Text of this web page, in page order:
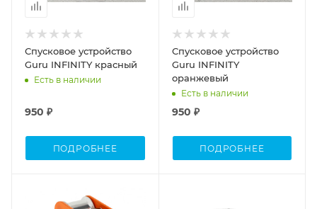
Спусковое устройство
Guru INFINITY красный
Есть в наличии
950 ₽
ПОДРОБНЕЕ
Спусковое устройство
Guru INFINITY
оранжевый
Есть в наличии
950 ₽
ПОДРОБНЕЕ